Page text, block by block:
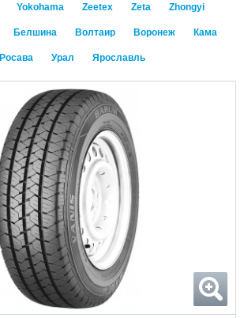
Yokohama Zeetex Zeta Zhongyi
Белшина Волтаир Воронеж Кама
Росава Урал Ярославль